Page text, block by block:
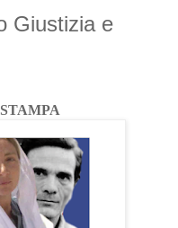
Giustizia e